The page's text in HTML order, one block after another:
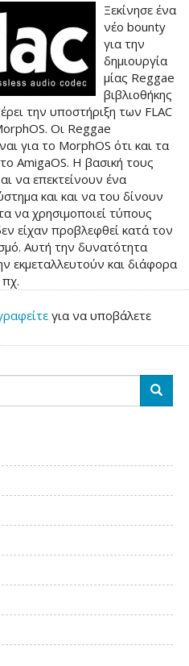
Ξεκίνησε ένα
νέο bounty
για την
δημιουργία
μίας Reggae
βιβλιοθήκης
την υποστήριξη των FLAC
Οι Reggae
για το MorphOS ότι και τα
AmigaOS. Η βασική τους
να επεκτείνουν ένα
και και να του δίνουν
να χρησιμοποιεί τύπους
είχαν προβλεφθεί κατά τον
Αυτή την δυνατότητα
εκμεταλλευτούν και διάφορα
για να υποβάλετε